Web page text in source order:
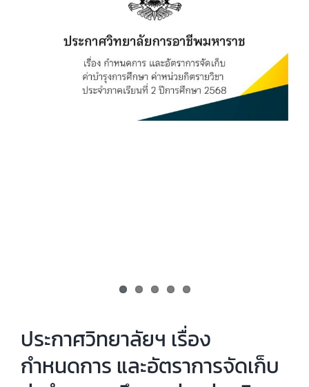
ประกาศวิทยาลัยฯ เรื่อง
กำหนดการ และอัตราการจัดเก็บ